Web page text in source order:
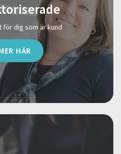
dig som är kund
HÄR